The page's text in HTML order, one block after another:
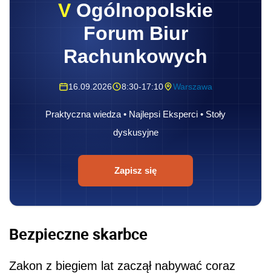
V Ogólnopolskie
Forum Biur
Rachunkowych
16.09.2026 8:30-17:10 Warszawa
Praktyczna wiedza • Najlepsi Eksperci • Stoły
dyskusyjne
Zapisz się
Bezpieczne skarbce
Zakon z biegiem lat zaczął nabywać coraz